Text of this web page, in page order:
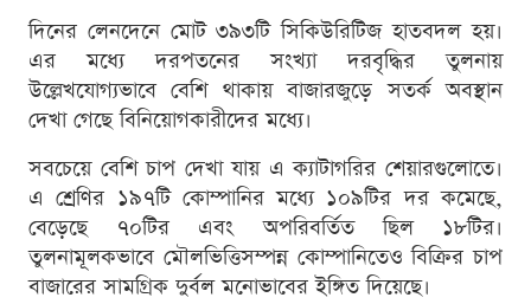
দিনের লেনদেনে মোট ৩৯৩টি সিকিউরিটিজ হাতবদল হয়।
এর মধ্যে দরপতনের সংখ্যা দরবৃদ্ধির তুলনায়
উল্লেখযোগ্যভাবে বেশি থাকায় বাজারজুড়ে সতর্ক অবস্থান
দেখা গেছে বিনিয়োগকারীদের মধ্যে।
সবচেয়ে বেশি চাপ দেখা যায় এ ক্যাটাগরির শেয়ারগুলোতে।
এ শ্রেণির ১৯৭টি কোম্পানির মধ্যে ১০৯টির দর কমেছে,
বেড়েছে ৭০টির এবং অপরিবর্তিত ছিল ১৮টির।
তুলনামূলকভাবে মৌলভিত্তিসম্পন্ন কোম্পানিতেও বিক্রির চাপ
বাজারের সামগ্রিক দুর্বল মনোভাবের ইঙ্গিত দিয়েছে।